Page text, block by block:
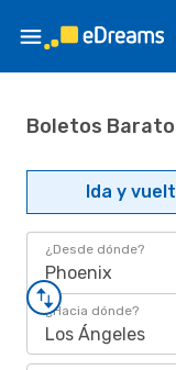
Boletos
Ida y
¿Desde dónde?
Phoenix
¿Hacia dónde?
Los Ángeles